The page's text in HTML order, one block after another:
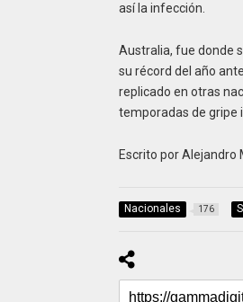
así la infección.
Australia, fue donde
su récord del año
replicado en otras
temporadas de gripe
Escrito por Alejandro
Nacionales 176